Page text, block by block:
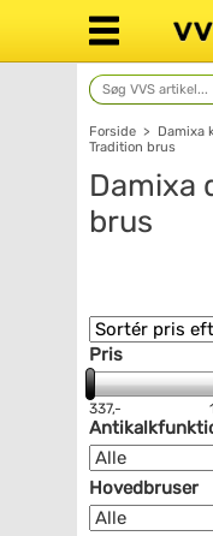
Forside > Damixa
Tradition brus
Damixa
brus
Pris
337,-
Hovedbruser